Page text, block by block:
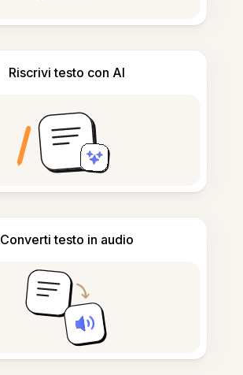
Riscrivi testo con AI
Converti testo in audio